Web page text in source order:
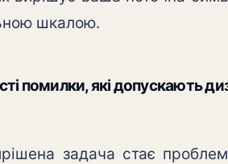
шкалою.
помилки, які допускають
задача стає